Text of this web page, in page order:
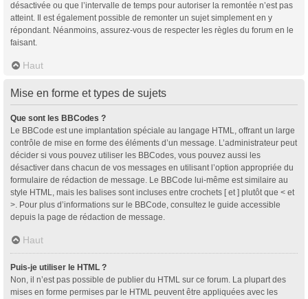
désactivée ou que l’intervalle de temps pour autoriser la remontée n’est pas
atteint. Il est également possible de remonter un sujet simplement en y
répondant. Néanmoins, assurez-vous de respecter les règles du forum en le
faisant.
Haut
Mise en forme et types de sujets
Que sont les BBCodes ?
Le BBCode est une implantation spéciale au langage HTML, offrant un large
contrôle de mise en forme des éléments d’un message. L’administrateur peut
décider si vous pouvez utiliser les BBCodes, vous pouvez aussi les
désactiver dans chacun de vos messages en utilisant l’option appropriée du
formulaire de rédaction de message. Le BBCode lui-même est similaire au
style HTML, mais les balises sont incluses entre crochets [ et ] plutôt que < et
>. Pour plus d’informations sur le BBCode, consultez le guide accessible
depuis la page de rédaction de message.
Haut
Puis-je utiliser le HTML ?
Non, il n’est pas possible de publier du HTML sur ce forum. La plupart des
mises en forme permises par le HTML peuvent être appliquées avec les